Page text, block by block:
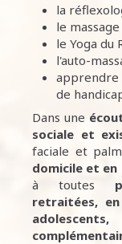
la
le
le Yoga du
l'auto-
apprendre
de
Dans une
sociale et
faciale et
domicile et
à toutes
retraitées,